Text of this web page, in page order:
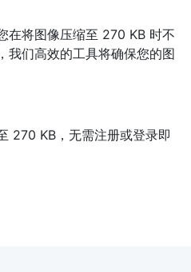
在将图像压缩至 270 KB 时不
我们高效的工具将确保您的图
270 KB，无需注册或登录即